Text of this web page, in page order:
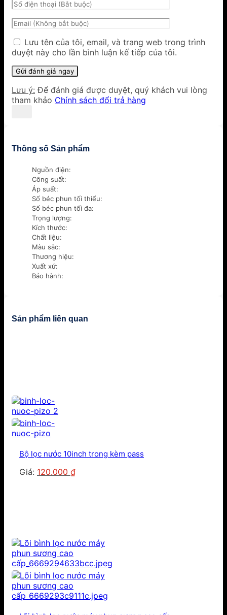
Lưu tên của tôi, email, và trang web trong trình
duyệt này cho lần bình luận kế tiếp của tôi.
Lưu ý: Để đánh giá được duyệt, quý khách vui lòng
tham khảo Chính sách đổi trả hàng
Thông số Sản phẩm
Nguồn điện:
Công suất:
Áp suất:
Số béc phun tối thiểu:
Số béc phun tối đa:
Trọng lượng:
Kích thước:
Chất liệu:
Màu sắc:
Thương hiệu:
Xuất xứ:
Bảo hành:
Sản phẩm liên quan
Bộ lọc nước 10inch trong kèm pass
Giá: Giá
120.000 ₫Giá